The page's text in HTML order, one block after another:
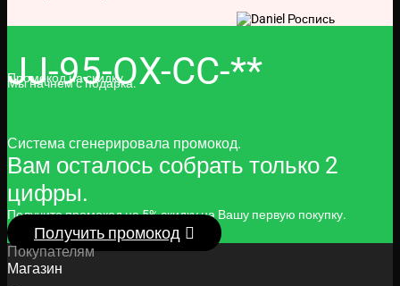
Промокод на скидку
JJ-95-OX-CC-**
Мы начнем с подарка.
Система сгенерировала промокод.
Вам осталось собрать только 2
цифры.
Получите промокод на 5% скидку на Вашу первую покупку.
Получить промокод
Покупателям
Магазин